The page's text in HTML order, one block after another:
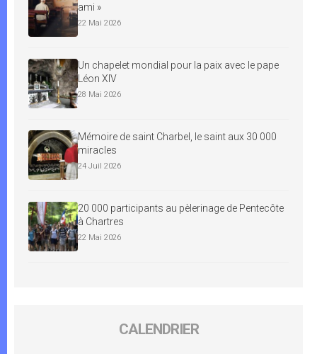
ami »
22 Mai 2026
Un chapelet mondial pour la paix avec le pape
Léon XIV
28 Mai 2026
Mémoire de saint Charbel, le saint aux 30 000
miracles
24 Juil 2026
20 000 participants au pèlerinage de Pentecôte
à Chartres
22 Mai 2026
CALENDRIER